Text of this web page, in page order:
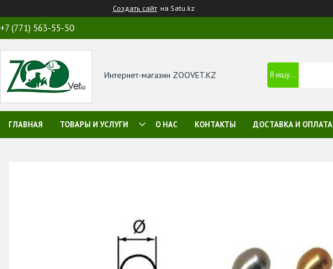
Создать сайт на Satu.kz
+7 (771) 563-55-50
Интернет-магазин ZOOVET.KZ
ГЛАВНАЯ ТОВАРЫ И УСЛУГИ О НАС КОНТАКТЫ ДОСТАВКА И ОПЛАТА